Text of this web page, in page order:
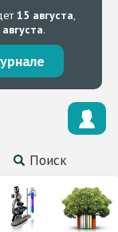
15 августа,
.
Поиск